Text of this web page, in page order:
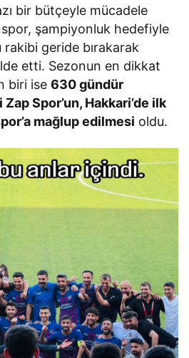
bir bütçeyle mücadele
şampiyonluk hedefiyle
geride bırakarak
etti. Sezonun en dikkat
biri ise630 gündür
Spor’un, Hakkari’de ilk
mağlup edilmesi oldu.